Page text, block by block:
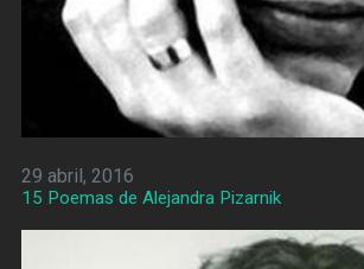
29 abril, 2016
15 Poemas de Alejandra Pizarnik